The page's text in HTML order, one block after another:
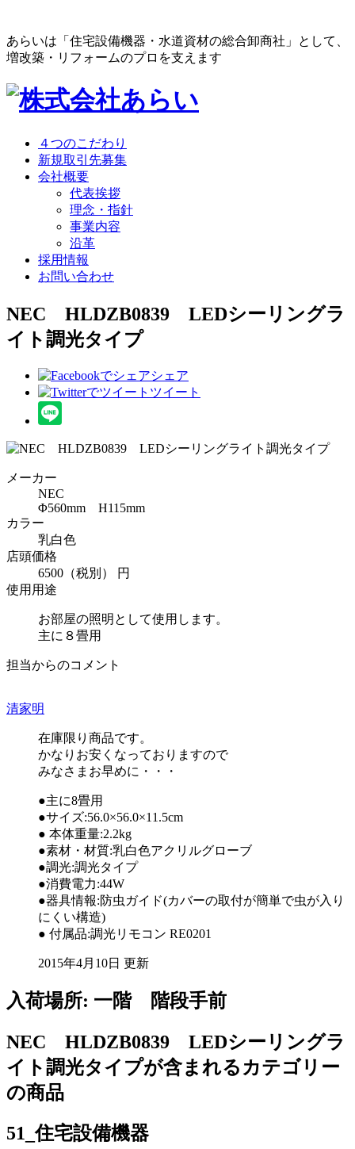
あらいは「住宅設備機器・水道資材の総合卸商社」として、
増改築・リフォームのプロを支えます
４つのこだわり
新規取引先募集
会社概要
代表挨拶
理念・指針
事業内容
沿革
採用情報
お問い合わせ
NEC HLDZB0839 LEDシーリングラ
イト調光タイプ
シェア
ツイート
メーカー
NEC
Φ560mm H115mm
カラー
乳白色
店頭価格
6500（税別） 円
使用用途
お部屋の照明として使用します。
主に８畳用
担当からのコメント
清家明
在庫限り商品です。
かなりお安くなっておりますので
みなさまお早めに・・・
●主に8畳用
●サイズ:56.0×56.0×11.5cm
● 本体重量:2.2kg
●素材・材質:乳白色アクリルグローブ
●調光:調光タイプ
●消費電力:44W
●器具情報:防虫ガイド(カバーの取付が簡単で虫が入り
にくい構造)
● 付属品:調光リモコン RE0201
2015年4月10日 更新
入荷場所: 一階 階段手前
NEC HLDZB0839 LEDシーリングラ
イト調光タイプが含まれるカテゴリー
の商品
51_住宅設備機器